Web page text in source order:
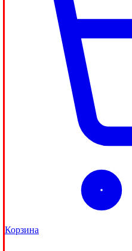
Корзина